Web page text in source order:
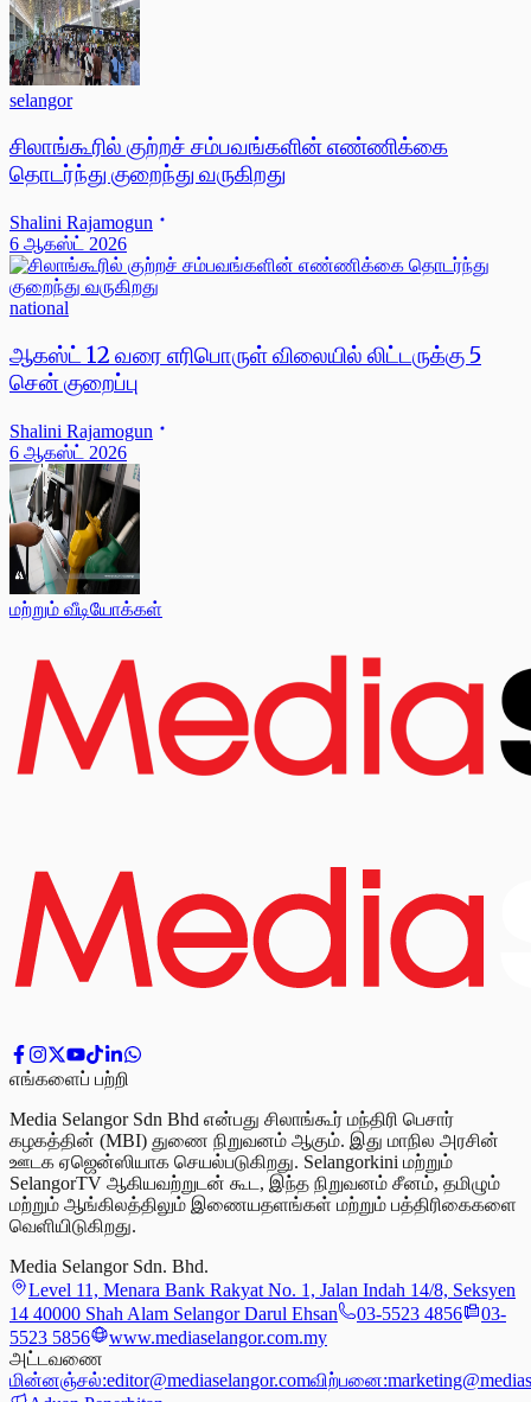
selangor
சிலாங்கூரில் குற்றச் சம்பவங்களின் எண்ணிக்கை
தொடர்ந்து குறைந்து வருகிறது
Shalini Rajamogun
6 ஆகஸ்ட் 2026
national
ஆகஸ்ட் 12 வரை எரிபொருள் விலையில் லிட்டருக்கு 5
சென் குறைப்பு
Shalini Rajamogun
6 ஆகஸ்ட் 2026
மற்றும் வீடியோக்கள்
எங்களைப் பற்றி
Media Selangor Sdn Bhd என்பது சிலாங்கூர் மந்திரி பெசார்
கழகத்தின் (MBI) துணை நிறுவனம் ஆகும். இது மாநில அரசின்
ஊடக ஏஜென்ஸியாக செயல்படுகிறது. Selangorkini மற்றும்
SelangorTV ஆகியவற்றுடன் கூட, இந்த நிறுவனம் சீனம், தமிழும்
மற்றும் ஆங்கிலத்திலும் இணையதளங்கள் மற்றும் பத்திரிகைகளை
வெளியிடுகிறது.
Media Selangor Sdn. Bhd.
Level 11, Menara Bank Rakyat No. 1, Jalan Indah 14/8, Seksyen
14 40000 Shah Alam Selangor Darul Ehsan
03-5523 4856
03-
5523 5856
www.mediaselangor.com.my
அட்டவணை
மின்னஞ்சல்:editor@mediaselangor.comவிற்பனை: